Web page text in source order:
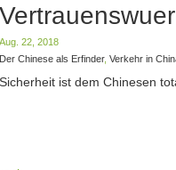
Aug. 22, 2018
Der Chinese als Erfinder, Verkehr in
Sicherheit ist dem Chinesen